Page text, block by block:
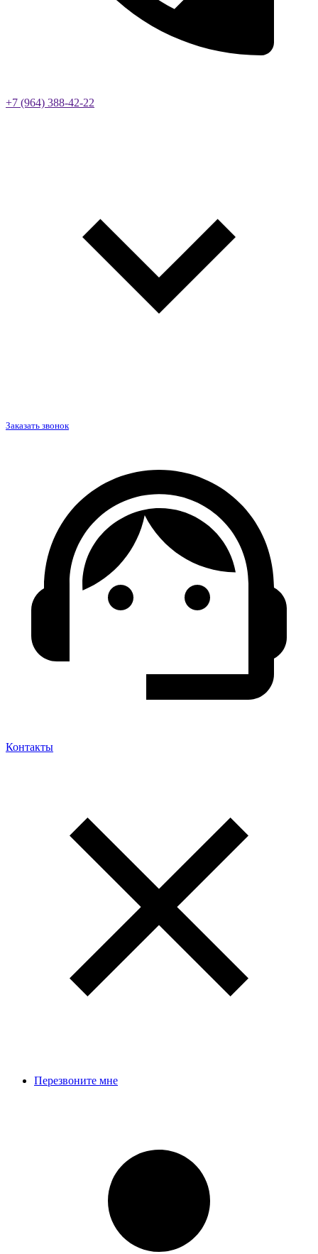
+7 (964) 388-42-22
Заказать звонок
Контакты
Перезвоните мне